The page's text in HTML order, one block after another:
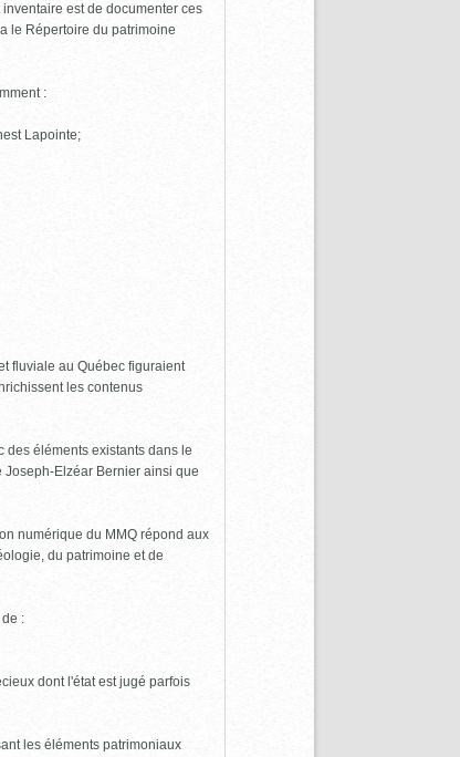
est de documenter ces
le Répertoire du patrimoine
:
Lapointe;
fluviale au Québec figuraient
les contenus
des éléments existants dans le
Elzéar Bernier ainsi que
numérique du MMQ répond aux
du patrimoine et de
:
dont l'état est jugé parfois
les éléments patrimoniaux